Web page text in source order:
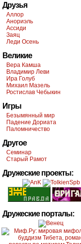
Друзья
Аллор
Анориэль
Ассиди
Заяц
Леди Осень
Великие
Вера Камша
Владимир Леви
Ира Голуб
Михаил Мазель
Ростислав Чебыкин
Игры
Безымянный мир
Падение Дориата
Паломничество
Другое
Семинар
Старый Рамот
Дружеские проекты:
Дружеские порталы: